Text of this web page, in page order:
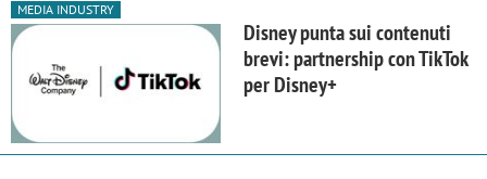
MEDIA INDUSTRY
Disney punta sui contenuti
brevi: partnership con TikTok
per Disney+